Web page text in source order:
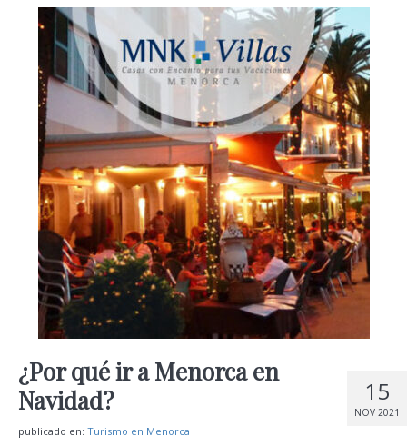
15
NOV 2021
¿Por qué ir a Menorca en
Navidad?
publicado en: Turismo en Menorca